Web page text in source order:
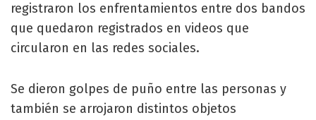
registraron los enfrentamientos entre dos bandos
que quedaron registrados en videos que
circularon en las redes sociales.
Se dieron golpes de puño entre las personas y
también se arrojaron distintos objetos